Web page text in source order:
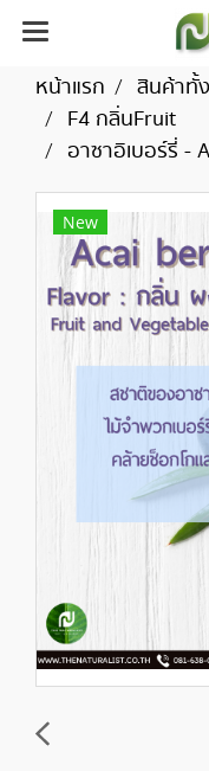
หน้าแรก สินค้าทั้
F4 กลิ่นFruit
อาซาอิเบอร์รี่ -
New